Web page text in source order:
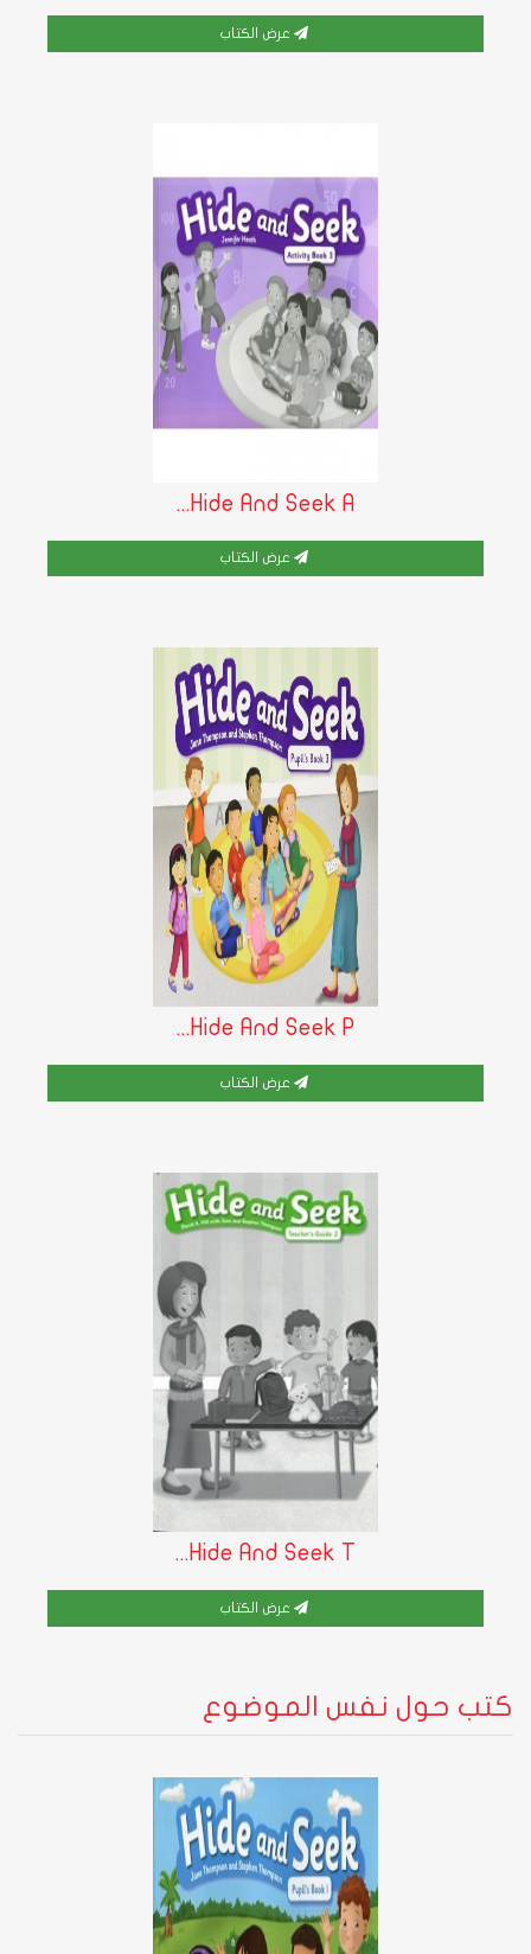
عرض الكتاب
Hide And Seek A...
عرض الكتاب
Hide And Seek P...
عرض الكتاب
Hide And Seek T...
عرض الكتاب
كتب حول نفس الموضوع